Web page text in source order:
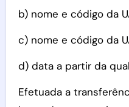
b) nome e código da
c) nome e código da
d) data a partir da
Efetuada a